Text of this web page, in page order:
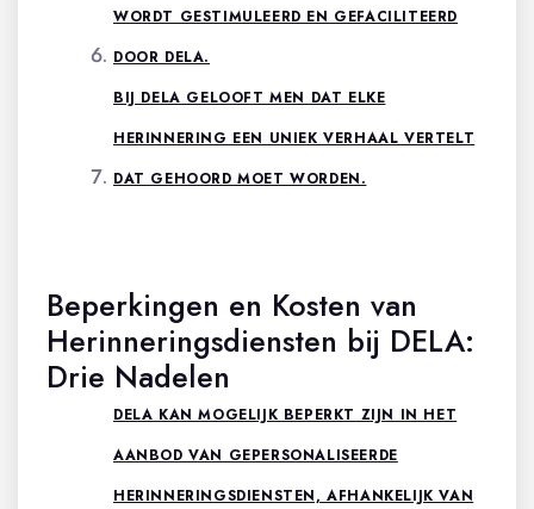
WORDT GESTIMULEERD EN GEFACILITEERD
DOOR DELA.
BIJ DELA GELOOFT MEN DAT ELKE
HERINNERING EEN UNIEK VERHAAL VERTELT
DAT GEHOORD MOET WORDEN.
Beperkingen en Kosten van
Herinneringsdiensten bij DELA:
Drie Nadelen
DELA KAN MOGELIJK BEPERKT ZIJN IN HET
AANBOD VAN GEPERSONALISEERDE
HERINNERINGSDIENSTEN, AFHANKELIJK VAN